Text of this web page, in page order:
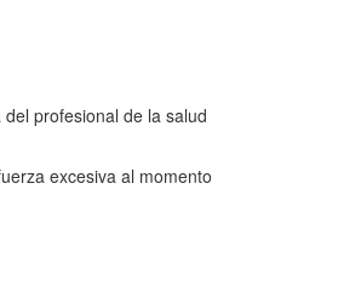
profesional de la salud
excesiva al momento